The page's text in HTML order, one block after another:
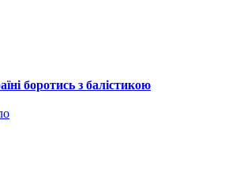
боротись з балістикою